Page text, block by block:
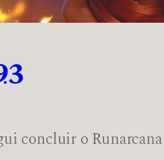
concluir o